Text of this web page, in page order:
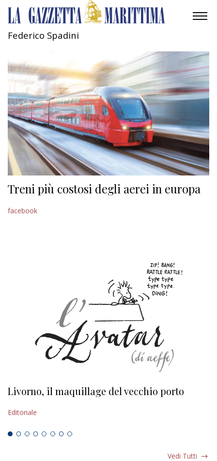
MOBILITÀ
INDUSTRIA
RICERCA
ECONOMIA
TURISMO
CULTURA
NAUTICA
Federico Spadini
Treni più costosi degli aerei in europa
facebook
Livorno, il maquillage del vecchio porto
Editoriale
Vedi Tutti